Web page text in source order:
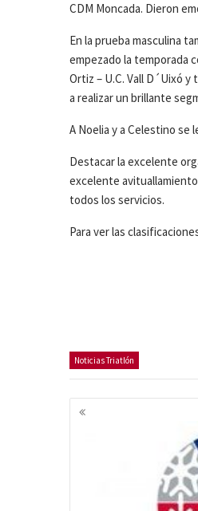
CDM Moncada. Dieron
En la prueba masculina
empezado la temporada
Ortiz – U.C. Vall D´Uixó
a realizar un brillante
A Noelia y a Celestino se
Destacar la excelente
excelente
todos los servicios.
Para ver las
Noticias Triatlón
Navegación